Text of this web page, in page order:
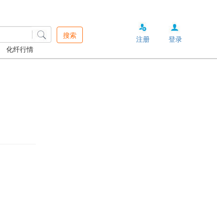
化纤行情
搜索 注册 登录